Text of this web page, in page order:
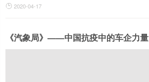
 2020-04-17
《汽象局》——中国抗疫中的车企力量